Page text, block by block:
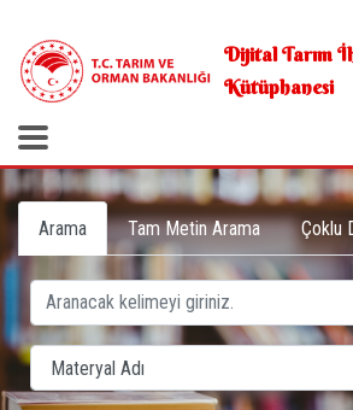
Dijital Tarım
Kütüphanesi
Arama Tam Metin Arama Çoklu